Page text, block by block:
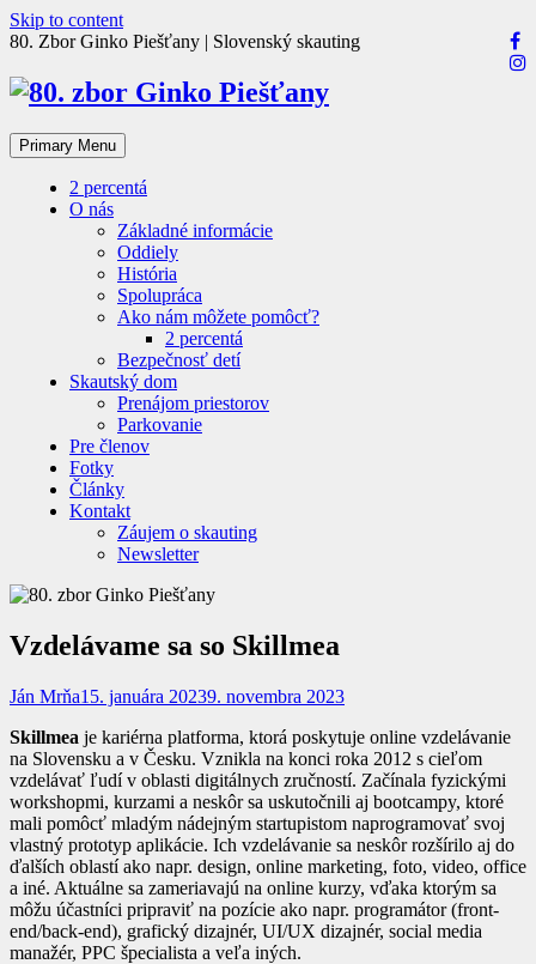
Skip to content
80. Zbor Ginko Piešťany | Slovenský skauting
Primary Menu
2 percentá
O nás
Základné informácie
Oddiely
História
Spolupráca
Ako nám môžete pomôcť?
2 percentá
Bezpečnosť detí
Skautský dom
Prenájom priestorov
Parkovanie
Pre členov
Fotky
Články
Kontakt
Záujem o skauting
Newsletter
Vzdelávame sa so Skillmea
Ján Mrňa15. januára 20239. novembra 2023
Skillmea je kariérna platforma, ktorá poskytuje online vzdelávanie
na Slovensku a v Česku. Vznikla na konci roka 2012 s cieľom
vzdelávať ľudí v oblasti digitálnych zručností. Začínala fyzickými
workshopmi, kurzami a neskôr sa uskutočnili aj bootcampy, ktoré
mali pomôcť mladým nádejným startupistom naprogramovať svoj
vlastný prototyp aplikácie. Ich vzdelávanie sa neskôr rozšírilo aj do
ďalších oblastí ako napr. design, online marketing, foto, video, office
a iné. Aktuálne sa zameriavajú na online kurzy, vďaka ktorým sa
môžu účastníci pripraviť na pozície ako napr. programátor (front-
end/back-end), grafický dizajnér, UI/UX dizajnér, social media
manažér, PPC špecialista a veľa iných.